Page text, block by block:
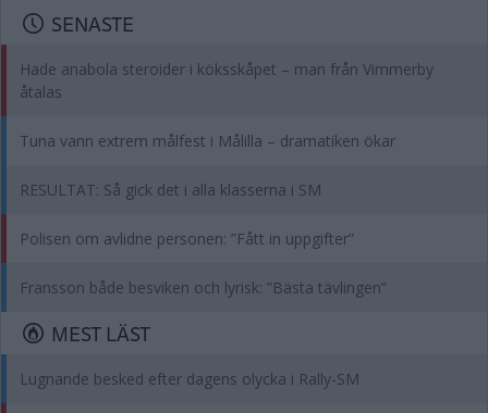
SENASTE
Hade anabola steroider i köksskåpet – man från Vimmerby
åtalas
Tuna vann extrem målfest i Målilla – dramatiken ökar
RESULTAT: Så gick det i alla klasserna i SM
Polisen om avlidne personen: ”Fått in uppgifter”
Fransson både besviken och lyrisk: ”Bästa tävlingen”
MEST LÄST
Lugnande besked efter dagens olycka i Rally-SM